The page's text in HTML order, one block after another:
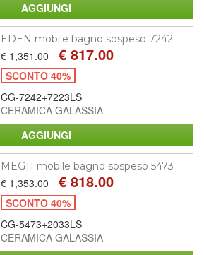
EDEN mobile bagno sospeso 7242
€ 1,351.00 € 817.00
SCONTO 40%
CG-7242+7223LS
CERAMICA GALASSIA
MEG11 mobile bagno sospeso 5473
€ 1,353.00 € 818.00
SCONTO 40%
CG-5473+2033LS
CERAMICA GALASSIA